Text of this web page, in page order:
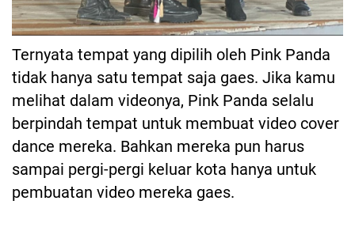
Ternyata tempat yang dipilih oleh Pink Panda
tidak hanya satu tempat saja gaes. Jika kamu
melihat dalam videonya, Pink Panda selalu
berpindah tempat untuk membuat video cover
dance mereka. Bahkan mereka pun harus
sampai pergi-pergi keluar kota hanya untuk
pembuatan video mereka gaes.